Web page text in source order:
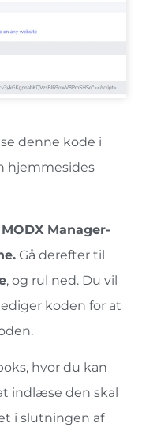
denne kode i
hjemmesides
MODX Manager-
Gå derefter til
, og rul ned. Du vil
koden for at
hvor du kan
indlæse den skal
i slutningen af